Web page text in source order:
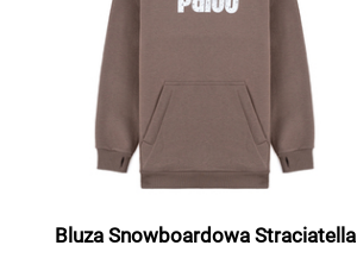
Bluza Snowboardowa Straciatella